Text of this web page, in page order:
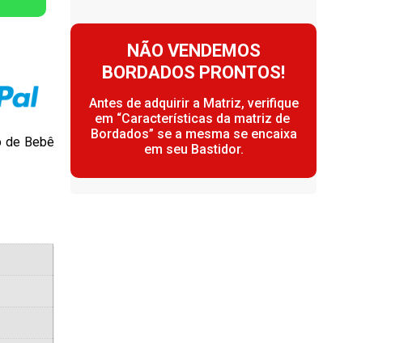
de Bebê
NÃO VENDEMOS
BORDADOS PRONTOS!
Antes de adquirir a Matriz, verifique
em “Características da matriz de
Bordados” se a mesma se encaixa
em seu Bastidor.